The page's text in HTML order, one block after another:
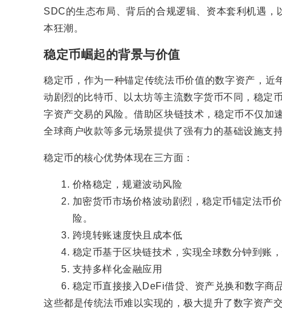
SDC的生态布局、背后的合规逻辑、资本套利机遇
本狂潮。
稳定币崛起的背景与价值
稳定币，作为一种锚定传统法币价值的数字资产，
动剧烈的比特币、以太坊等主流数字货币不同，稳定
字资产交易的风险。借助区块链技术，稳定币不仅加
全球商户收款等多元场景提供了强有力的基础设施支持
稳定币的核心优势体现在三方面：
价格稳定，规避波动风险
加密货币市场价格波动剧烈，稳定币锚定法币
险。
跨境转账速度快且成本低
稳定币基于区块链技术，实现全球数分钟到账
支持多样化金融应用
稳定币直接接入DeFi借贷、资产兑换和数字商
这些都是传统法币难以实现的，极大提升了数字资产